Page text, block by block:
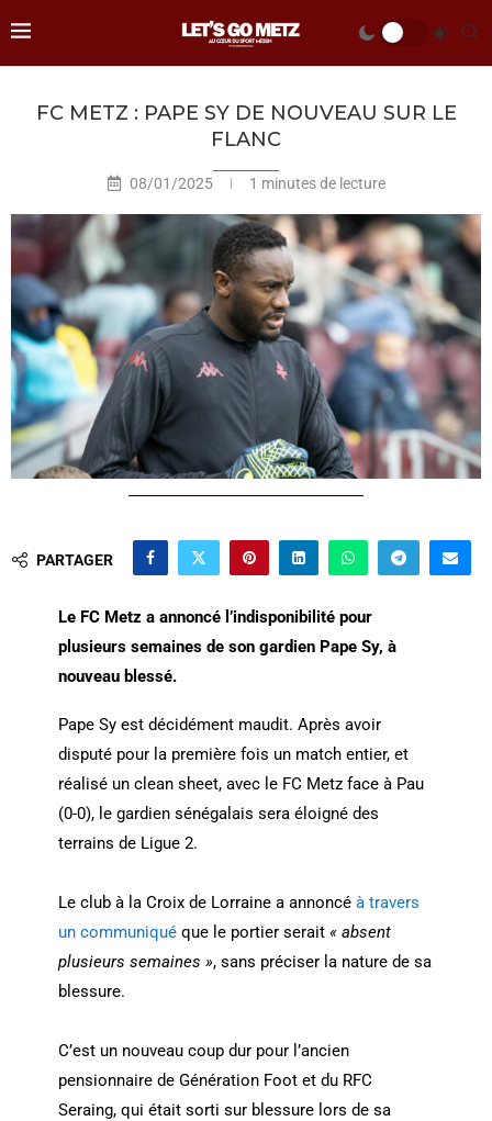
FC METZ : PAPE SY DE NOUVEAU SUR LE
FLANC
08/01/2025 1 minutes de lecture
PARTAGER
Le FC Metz a annoncé l’indisponibilité pour
plusieurs semaines de son gardien Pape Sy, à
nouveau blessé.
Pape Sy est décidément maudit. Après avoir
disputé pour la première fois un match entier, et
réalisé un clean sheet, avec le FC Metz face à Pau
(0-0), le gardien sénégalais sera éloigné des
terrains de Ligue 2.
Le club à la Croix de Lorraine a annoncé à travers
un communiquéque le portier serait « absent
plusieurs semaines », sans préciser la nature de sa
blessure.
C’est un nouveau coup dur pour l’ancien
pensionnaire de Génération Foot et du RFC
Seraing, qui était sorti sur blessure lors de sa